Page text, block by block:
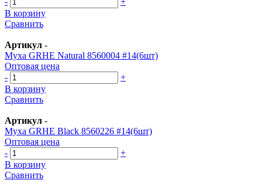
В корзину
Сравнить
Артикул -
Муха GRHE Natural 8560004 #14(6шт)
Оптовая цена
-
+
В корзину
Сравнить
Артикул -
Муха GRHE Black 8560226 #14(6шт)
Оптовая цена
-
+
В корзину
Сравнить